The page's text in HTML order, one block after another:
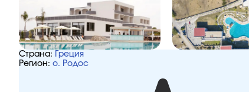
Страна:
Греция
Регион: о. Родос